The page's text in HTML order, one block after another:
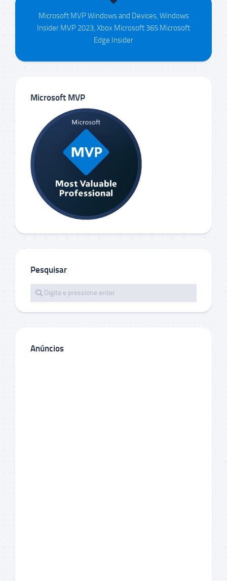
Microsoft MVP Windows and Devices, Windows
Insider MVP 2023, Xbox Microsoft 365 Microsoft
Edge Insider
Microsoft MVP
Pesquisar
Anúncios